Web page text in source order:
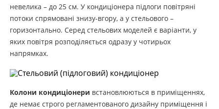
невелика – до 25 см. У кондиціонера підлоги повітряні
потоки спрямовані знизу-вгору, а у стельового –
горизонтально. Серед стельових моделей є варіанти, у
яких повітря розподіляється одразу у чотирьох
напрямках.
Колони кондиціонери встановлюються в приміщеннях,
де немає строго регламентованого дизайну приміщення і